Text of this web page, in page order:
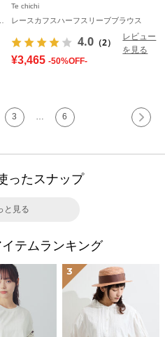
Te chichi
レースカフスハーフスリーブブラウス
4.0 （2）
レビュー
を見る
¥3,465 -50%OFF-
3 6
ったスナップ
と見る
イテムランキング
3